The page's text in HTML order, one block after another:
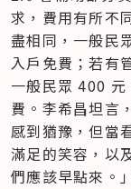
求，費用有所不
盡相同，一般民
入戶免費；若有
一般民眾 400
費。李希昌坦言
感到猶豫，但當
滿足的笑容，以
們應該早點來。